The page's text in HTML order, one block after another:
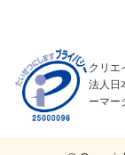
クリエ
法人日
ーマー